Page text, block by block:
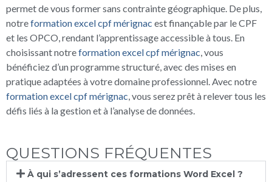
permet de vous former sans contrainte géographique. De plus,
notreformation excel cpf mérignac est finançable par le CPF
et les OPCO, rendant l’apprentissage accessible à tous. En
choisissant notreformation excel cpf mérignac, vous
bénéficiez d’un programme structuré, avec des mises en
pratique adaptées à votre domaine professionnel. Avec notre
formation excel cpf mérignac, vous serez prêt à relever tous les
défis liés à la gestion et à l’analyse de données.
QUESTIONS FRÉQUENTES
À qui s’adressent ces formations Word Excel ?